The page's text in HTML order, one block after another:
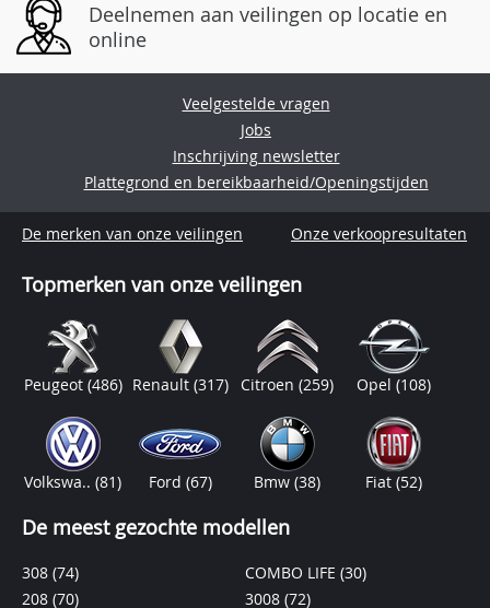
Deelnemen aan veilingen op locatie en
online
Veelgestelde vragen
Jobs
Inschrijving newsletter
Plattegrond en bereikbaarheid/Openingstijden
De merken van onze veilingen Onze verkoopresultaten
Topmerken van onze veilingen
Peugeot (486) Renault (317) Citroen(259) Opel(108)
Volkswa..(81) Ford (67) Bmw(38) Fiat(52)
De meest gezochte modellen
308 (74)
208 (70)
COMBO LIFE (30)
3008 (72)